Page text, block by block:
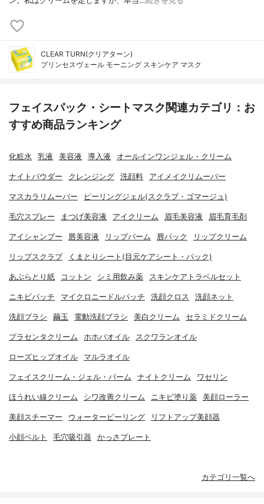
CLEAR TURN(クリアターン)
プリンセスヴェール モーニング スキンケア マスク
フェイスパック・シートマスク関連カテゴリ：お
すすめ商品ランキング
化粧水 乳液 美容液 導入液 オールインワンジェル・クリーム
ナイトパウダー クレンジング 洗顔料 アイメイクリムーバー
マスカラリムーバー ピーリングジェル(スクラブ・ゴマージュ)
毛穴スプレー まつげ美容液 アイクリーム 眉毛美容液 眉毛育毛剤
アイシャンプー 唇美容液 リップバーム 唇パック リップクリーム
リップスクラブ くまとりシート(目元ケアシート・パック)
あぶらとり紙 コットン シミ用飲み薬 スキンケアトラベルセット
ニキビパッチ マイクロニードルパッチ 洗顔クロス 洗顔ネット
洗顔ブラシ 繭玉 電動洗顔ブラシ 美白クリーム セラミドクリーム
プラセンタクリーム ホホバオイル スクワランオイル
ローズヒップオイル マルラオイル
フェイスクリーム・ジェル・バーム ナイトクリーム ワセリン
ほうれい線クリーム シワ改善クリーム ニキビ塗り薬 美顔ローラー
美顔スチーマー ウォーターピーリング リフトアップ美顔器
小顔ベルト 毛穴吸引器 かっさプレート
カテゴリ一覧へ